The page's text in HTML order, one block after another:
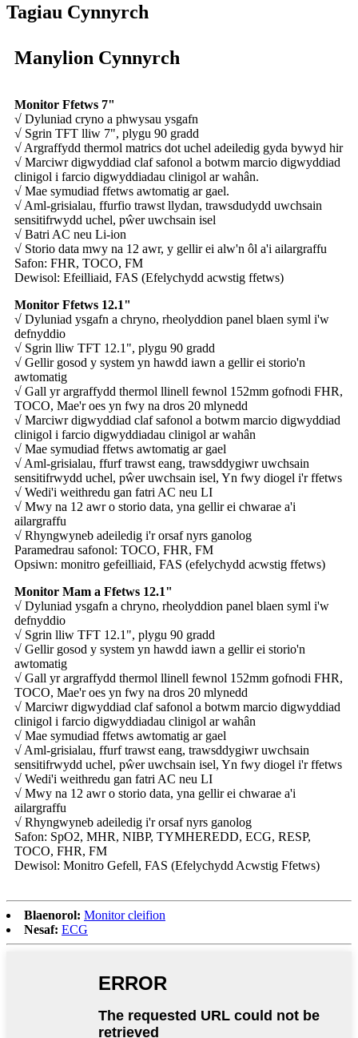
Tagiau Cynnyrch
Manylion Cynnyrch
Monitor Ffetws 7"
√ Dyluniad cryno a phwysau ysgafn
√ Sgrin TFT lliw 7", plygu 90 gradd
√ Argraffydd thermol matrics dot uchel adeiledig gyda bywyd hir
√ Marciwr digwyddiad claf safonol a botwm marcio digwyddiad
clinigol i farcio digwyddiadau clinigol ar wahân.
√ Mae symudiad ffetws awtomatig ar gael.
√ Aml-grisialau, ffurfio trawst llydan, trawsdudydd uwchsain
sensitifrwydd uchel, pŵer uwchsain isel
√ Batri AC neu Li-ion
√ Storio data mwy na 12 awr, y gellir ei alw'n ôl a'i ailargraffu
Safon: FHR, TOCO, FM
Dewisol: Efeilliaid, FAS (Efelychydd acwstig ffetws)
Monitor Ffetws 12.1"
√ Dyluniad ysgafn a chryno, rheolyddion panel blaen syml i'w
defnyddio
√ Sgrin lliw TFT 12.1", plygu 90 gradd
√ Gellir gosod y system yn hawdd iawn a gellir ei storio'n
awtomatig
√ Gall yr argraffydd thermol llinell fewnol 152mm gofnodi FHR,
TOCO, Mae'r oes yn fwy na dros 20 mlynedd
√ Marciwr digwyddiad claf safonol a botwm marcio digwyddiad
clinigol i farcio digwyddiadau clinigol ar wahân
√ Mae symudiad ffetws awtomatig ar gael
√ Aml-grisialau, ffurf trawst eang, trawsddygiwr uwchsain
sensitifrwydd uchel, pŵer uwchsain isel, Yn fwy diogel i'r ffetws
√ Wedi'i weithredu gan fatri AC neu LI
√ Mwy na 12 awr o storio data, yna gellir ei chwarae a'i
ailargraffu
√ Rhyngwyneb adeiledig i'r orsaf nyrs ganolog
Paramedrau safonol: TOCO, FHR, FM
Opsiwn: monitro gefeilliaid, FAS (efelychydd acwstig ffetws)
Monitor Mam a Ffetws 12.1"
√ Dyluniad ysgafn a chryno, rheolyddion panel blaen syml i'w
defnyddio
√ Sgrin lliw TFT 12.1", plygu 90 gradd
√ Gellir gosod y system yn hawdd iawn a gellir ei storio'n
awtomatig
√ Gall yr argraffydd thermol llinell fewnol 152mm gofnodi FHR,
TOCO, Mae'r oes yn fwy na dros 20 mlynedd
√ Marciwr digwyddiad claf safonol a botwm marcio digwyddiad
clinigol i farcio digwyddiadau clinigol ar wahân
√ Mae symudiad ffetws awtomatig ar gael
√ Aml-grisialau, ffurf trawst eang, trawsddygiwr uwchsain
sensitifrwydd uchel, pŵer uwchsain isel, Yn fwy diogel i'r ffetws
√ Wedi'i weithredu gan fatri AC neu LI
√ Mwy na 12 awr o storio data, yna gellir ei chwarae a'i
ailargraffu
√ Rhyngwyneb adeiledig i'r orsaf nyrs ganolog
Safon: SpO2, MHR, NIBP, TYMHEREDD, ECG, RESP,
TOCO, FHR, FM
Dewisol: Monitro Gefell, FAS (Efelychydd Acwstig Ffetws)
Blaenorol: Monitor cleifion
Nesaf: ECG